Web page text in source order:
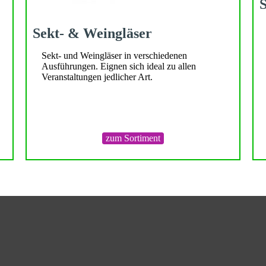
Sekt- & Weingläser
Sekt- und Weingläser in verschiedenen
Ausführungen. Eignen sich ideal zu allen
Veranstaltungen jedlicher Art.
zum Sortiment